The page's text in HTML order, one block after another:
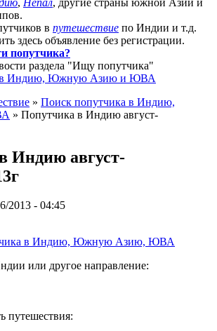
в путешествие по Индии и т.д.
здесь объявление без регистрации.
попутчика?
раздела "Ищу попутчика"
» Поиск попутчика в Индию,
» Попутчика в Индию август-
Индию август-
2013 - 04:45
в Индию, Южную Азию, ЮВА
или другое направление:
путешествия: